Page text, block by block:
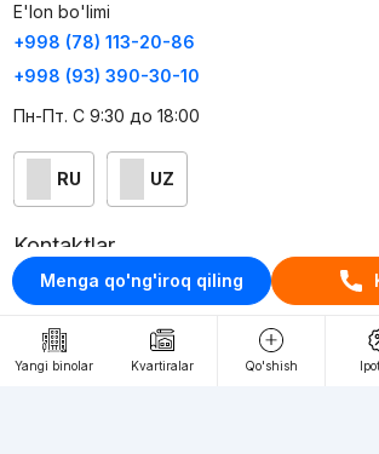
Menga qo'ng'iroq qiling
Yangi binolar Kvartiralar Qo'shish
E'lon bo'limi
+998 (78) 113-20-86
+998 (93) 390-30-10
Пн-Пт. С 9:30 до 18:00
RU UZ
Kontaktlar
loyiha haqida
Webnow © loyihasi
Foydalanish shartlari